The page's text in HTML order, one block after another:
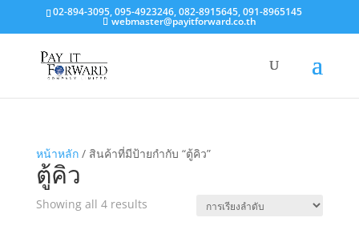
02-894-3095, 095-4923246, 082-8915645, 091-8965145
webmaster@payitforward.co.th
หน้าหลัก/ สินค้าที่มีป้ายกำกับ “ตู้คิว”
ตู้คิว
Showing all 4 results